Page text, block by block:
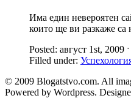
Има един невероятен
които ще ви разкаже
Posted: август 1st, 2009 ˑ
Filled under:
© 2009 Blogatstvo.com. All
Powered by Wordpress.